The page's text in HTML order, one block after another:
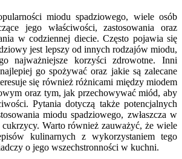
miodu spadziowego, wiele osób
jego właściwości, zastosowania oraz
w codziennej diecie. Często pojawia się
jest lepszy od innych rodzajów miodu,
najważniejsze korzyści zdrowotne. Inni
go spożywać oraz jakie są zalecane
się również różnicami między miodem
oraz tym, jak przechowywać miód, aby
Pytania dotyczą także potencjalnych
miodu spadziowego, zwłaszcza w
Warto również zauważyć, że wiele
kulinarnych z wykorzystaniem tego
o jego wszechstronności w kuchni.